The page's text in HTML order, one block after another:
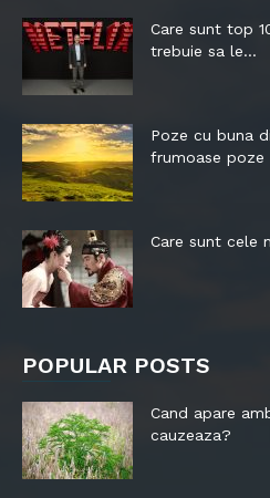
Care sunt top
trebuie sa le...
Poze cu buna
frumoase poze
Care sunt cele
POPULAR POSTS
Cand apare
cauzeaza?